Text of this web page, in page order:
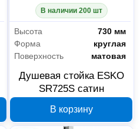
В наличии 200 шт
Высота
730 мм
Форма
круглая
Поверхность
матовая
Душевая стойка ESKO
SR725S сатин
В корзину